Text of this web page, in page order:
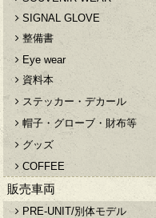
SIGNAL GLOVE
整備書
Eye wear
資料本
ステッカー・デカール
帽子・グローブ・財布等
グッズ
COFFEE
販売車両
PRE-UNIT/別体モデル